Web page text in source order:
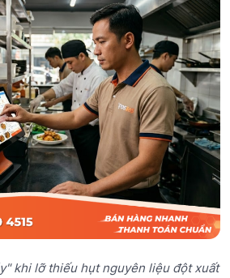
khi lỡ thiếu hụt nguyên liệu đột xuất